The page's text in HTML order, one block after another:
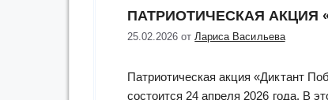
ПАТРИОТИЧЕСКАЯ АКЦИЯ
25.02.2026 от Лариса Васильева
Патриотическая акция «Диктант
состоится 24 апреля 2026 года. В